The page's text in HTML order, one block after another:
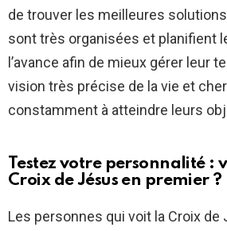
de trouver les meilleures
sont très organisées et planifient
l’avance afin de mieux gérer leur
vision très précise de la vie et
constamment à atteindre leurs
Testez votre personnalité :
Croix de Jésus en premier ?
Les personnes qui voit la Croix